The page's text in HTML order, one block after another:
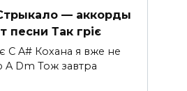
— аккорды
песни Так гріє
C A# Кохана я вже не
A Dm Тож завтра